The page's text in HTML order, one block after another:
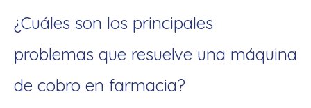
¿Cuáles son los principales
problemas que resuelve una máquina
de cobro en farmacia?